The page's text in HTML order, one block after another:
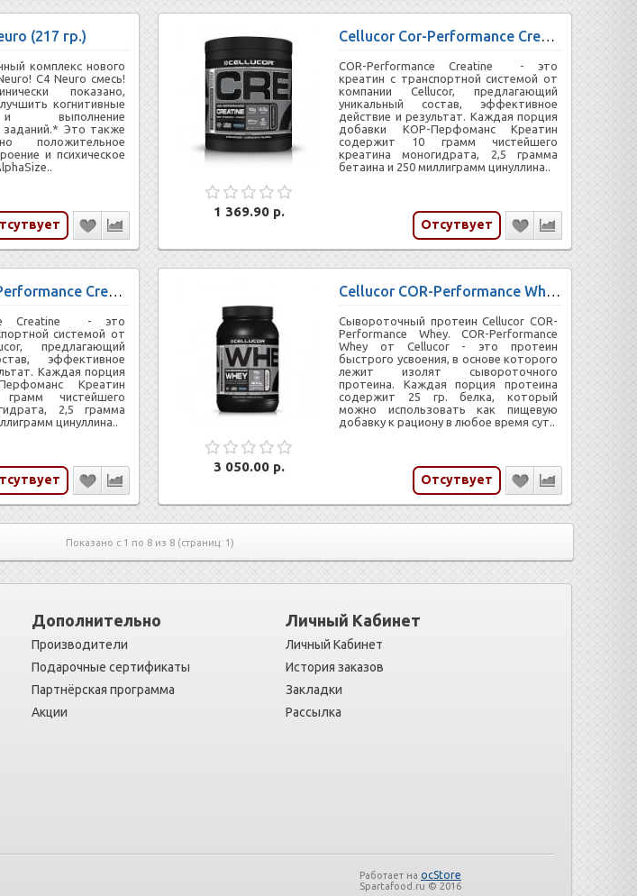
(217 гр.)
комплекс нового
C4 Neuro смесь!
показано,
когнитивные
выполнение
заданий.* Это также
положительное
и психическое
Отсутвует
1 369.90 р.
Cellucor Cor-Performance Creatine 30 serv
COR-Performance Creatine - это
креатин с транспортной системой от
компании Cellucor, предлагающий
уникальный состав, эффективное
действие и результат. Каждая порция
добавки КОР-Перфоманс Креатин
содержит 10 грамм чистейшего
креатина моногидрата, 2,5 грамма
бетаина и 250 миллиграмм цинуллина..
Cellucor Cor-Performance Creatine 50 serv
Creatine - это
системой от
предлагающий
эффективное
Каждая порция
Креатин
чистейшего
2,5 грамма
цинуллина..
Отсутвует
3 050.00 р.
Cellucor COR-Performance Whey (936 гр)
Сывороточный протеин Cellucor COR-
Performance Whey. COR-Performance
Whey от Cellucor - это протеин
быстрого усвоения, в основе которого
лежит изолят сывороточного
протеина. Каждая порция протеина
содержит 25 гр. белка, который
можно использовать как пищевую
добавку к рациону в любое время сут..
Показано с 1 по 8 из 8 (страниц: 1)
Дополнительно
Производители
Подарочные сертификаты
Партнёрская программа
Акции
Личный Кабинет
Личный Кабинет
История заказов
Закладки
Рассылка
Работает на ocStore
Spartafood.ru © 2016